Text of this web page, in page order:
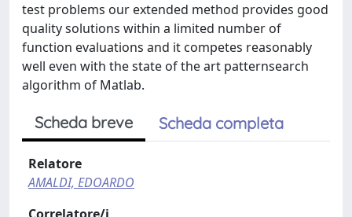
test problems our extended method provides good
quality solutions within a limited number of
function evaluations and it competes reasonably
well even with the state of the art patternsearch
algorithm of Matlab.
Scheda breve Scheda completa
Relatore
AMALDI, EDOARDO